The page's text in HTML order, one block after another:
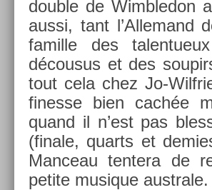
doub­le de Wimbledon
aussi, tant l’Al­lemand
famil­le des
décousus et des
tout cela chez Jo-
fin­es­se bien cachée
quand il n’est pas
(fin­ale, quarts et
Man­ceau ten­tera de
petite musique australe.